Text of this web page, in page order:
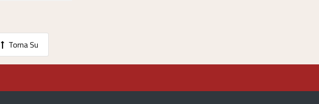
Torna Su